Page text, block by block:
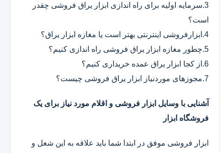
3.سرمایه اولیه برای راه اندازی ابزار یراق فروشی چقدر
است؟
4.ابزارفروشی اینترنتی بهتر است یا مغازه ابزار یراق؟
5.چطور مغازه ابزار یراق فروشی راه اندازی کنیم؟
6.از کجا ابزار یراق عمده خریداری کنیم؟
7.مجوزهای موردنیاز ابزار یراق فروشی چیست؟
آشنایی با وسایل ابزار فروشی و اقلام مورد نیاز برای یک
فروشگاه ابزار
ابزار فروشی موفق در ابتدا شما باید علاقه به این شغل و